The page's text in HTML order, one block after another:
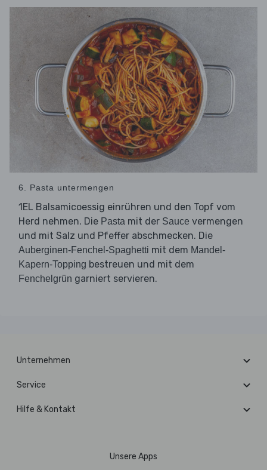
6. Pasta untermengen
1EL Balsamicoessig einrühren und den Topf vom
Herd nehmen. Die Pasta mit der Sauce vermengen
und mit Salz und Pfeffer abschmecken. Die
Auberginen-Fenchel-Spaghetti mit dem Mandel-
Kapern-Topping bestreuen und mit dem
Fenchelgrün garniert servieren.
Unternehmen
Service
Hilfe & Kontakt
Unsere Apps